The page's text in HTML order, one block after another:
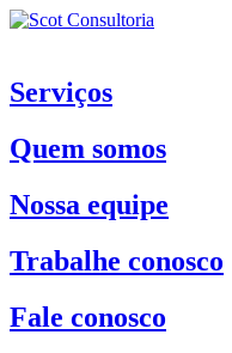
Serviços
Quem somos
Nossa equipe
Trabalhe conosco
Fale conosco